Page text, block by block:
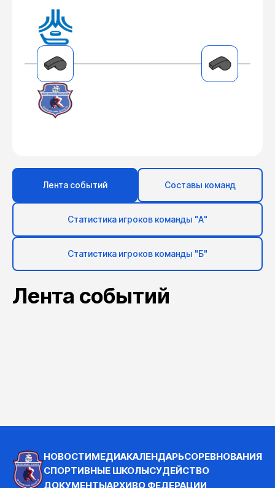
Лента событий Составы команд
Статистика игроков команды "А"
Статистика игроков команды "Б"
Лента событий
НОВОСТИМЕДИАКАЛЕНДАРЬСОРЕВНОВАНИЯ
СПОРТИВНЫЕ ШКОЛЫСУДЕЙСТВО
ДОКУМЕНТЫАРХИВО ФЕДЕРАЦИИ